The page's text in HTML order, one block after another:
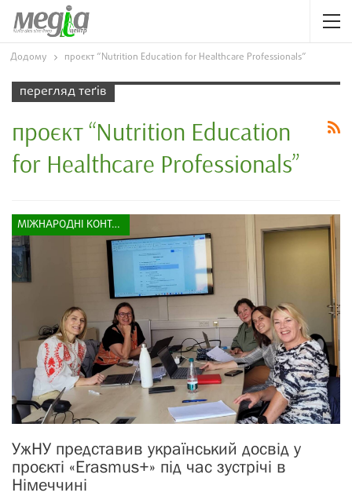
Додому проєкт “Nutrition Education for Healthcare Professionals”
перегляд теґів
проєкт “Nutrition Education
for Healthcare Professionals”
МІЖНАРОДНІ КОНТАКТИ
УжНУ представив український досвід у
проєкті «Erasmus+» під час зустрічі в
Німеччині